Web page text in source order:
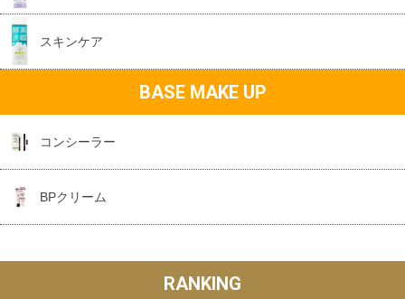
スキンケア
BASE MAKE UP
コンシーラー
BPクリーム
RANKING